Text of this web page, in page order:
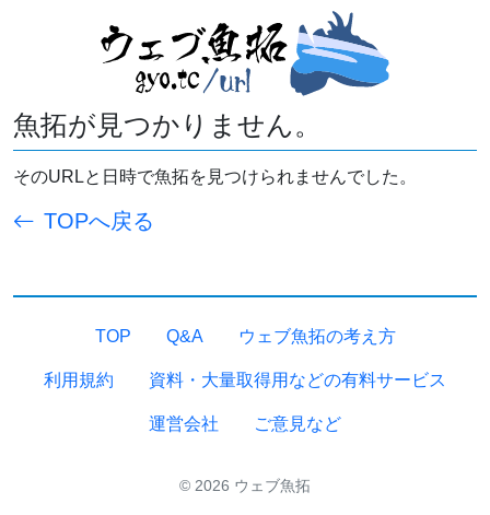
魚拓が見つかりません。
そのURLと日時で魚拓を見つけられませんでした。
TOPへ戻る
TOP Q&A ウェブ魚拓の考え方
利用規約 資料・大量取得用などの有料サービス
運営会社 ご意見など
© 2026 ウェブ魚拓